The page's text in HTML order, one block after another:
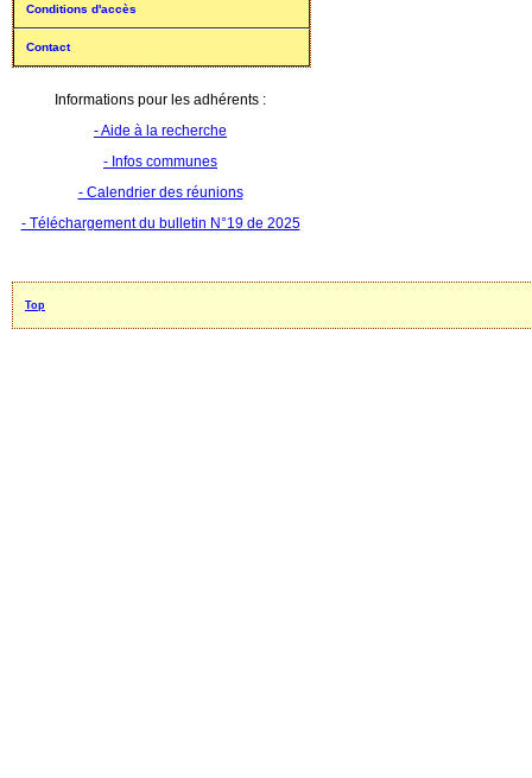
Conditions d'accès
Contact
Informations pour les adhérents :
- Aide à la recherche
- Infos communes
- Calendrier des réunions
- Téléchargement du bulletin N°19 de 2025
Top